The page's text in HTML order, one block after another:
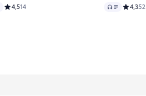
Средний рейтинг 4,5 на основе 14 оценок
4,514 Audio 4,352